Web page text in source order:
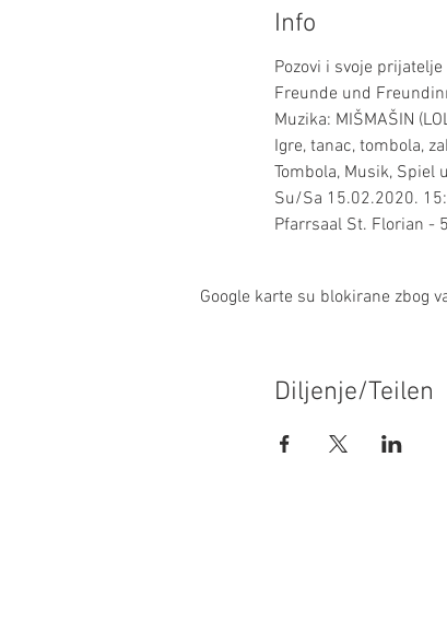
Info
Pozovi i svoje
Freunde und
Muzika: MIŠMAŠIN
Igre, tanac, tombola,
Tombola, Musik, Spiel
Su/Sa 15.02.2020.
Pfarrsaal St. Florian -
Google karte su blokirane zbog
Diljenje/Teilen